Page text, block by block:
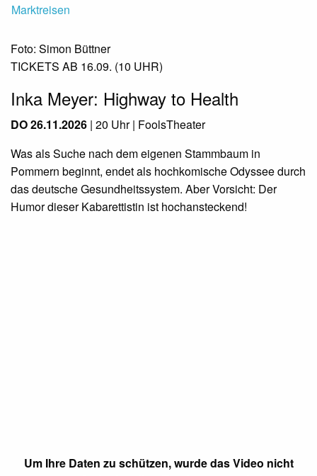
Marktreisen
Foto: Simon Büttner
TICKETS AB 16.09. (10 UHR)
Inka Meyer: Highway to Health
DO 26.11.2026 | 20 Uhr| FoolsTheater
Was als Suche nach dem eigenen Stammbaum in
Pommern beginnt, endet als hochkomische Odyssee durch
das deutsche Gesundheitssystem. Aber Vorsicht: Der
Humor dieser Kabarettistin ist hochansteckend!
Um Ihre Daten zu schützen, wurde das Video nicht